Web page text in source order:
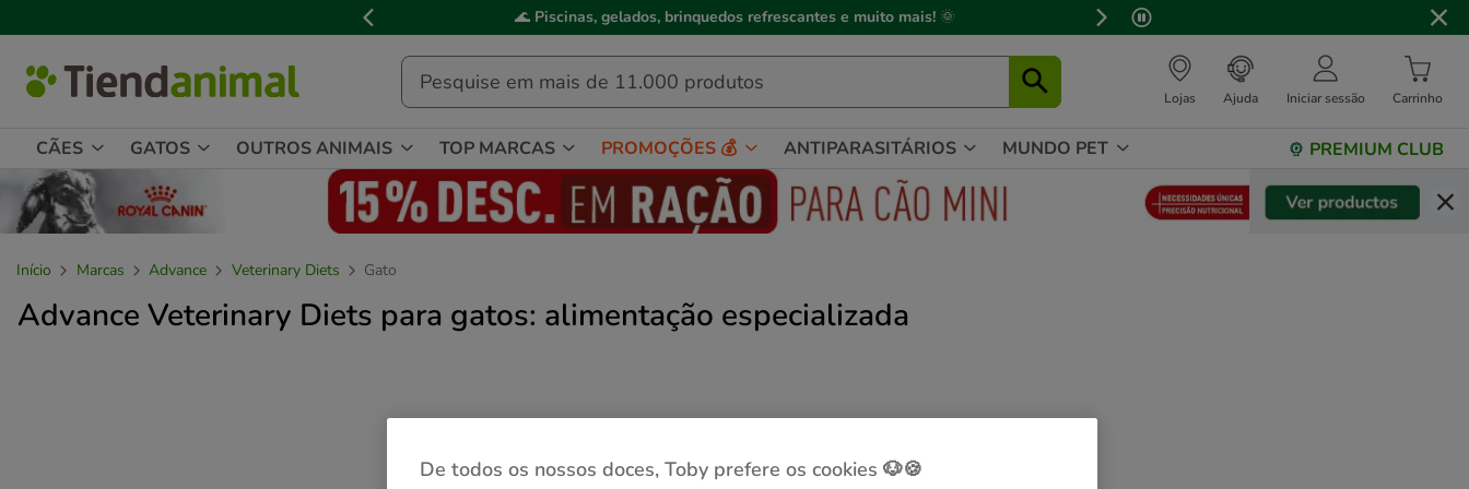
de
mensagem,
Click&Collect: compre online, recolha em2h, mediante disponibilidade de stock.
Lojas Ajuda Iniciar sessão Carrinho
CÃES GATOS OUTROS ANIMAIS TOP MARCAS PROMOÇÕES 💰 ANTIPARASITÁRIOS MUNDO PET PREMIUM CLUB
Início Marcas Advance Veterinary Diets Gato
Advance Veterinary Diets para gatos: alimentação especializada
De todos os nossos doces, Toby prefere os cookies 🐶🍪